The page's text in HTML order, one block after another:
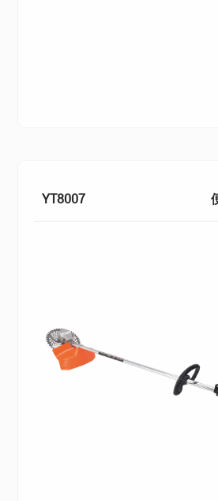
YT8007